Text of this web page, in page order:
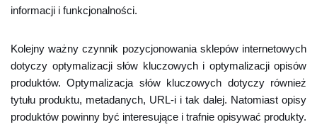
informacji i funkcjonalności.
Kolejny ważny czynnik pozycjonowania sklepów internetowych
dotyczy optymalizacji słów kluczowych i optymalizacji opisów
produktów. Optymalizacja słów kluczowych dotyczy również
tytułu produktu, metadanych, URL-i i tak dalej. Natomiast opisy
produktów powinny być interesujące i trafnie opisywać produkty.